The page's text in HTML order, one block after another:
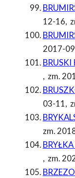
12-16,
2017-
BRUSKI
, zm.
03-11,
zm.
, zm.